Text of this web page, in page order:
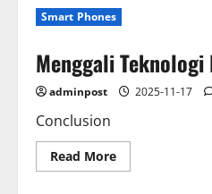
Fitur
Kunci
Game
Yang
Membuat
PC
Begitu?
Smart Phones
Menggali Teknologi
adminpost 2025-11-17
Conclusion
Read MoreRead
more